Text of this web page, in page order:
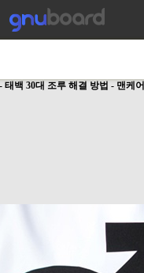
백 30대 조루 해결 방법 - 맨케어